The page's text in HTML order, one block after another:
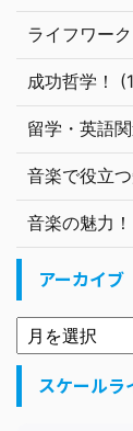
ライフワー
成功哲学！
留学・英語
音楽で役立
音楽の魅力
アーカイブ
スケールラ